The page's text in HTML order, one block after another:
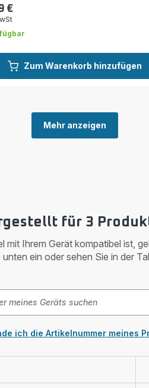
Zum Warenkorb hinzufügen
€
Mehr anzeigen
für 3
mit Ihrem Gerät kompatibel ist,
ein oder sehen Sie in der
ich die Artikelnummer meines